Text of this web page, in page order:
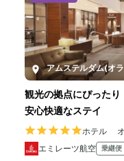
アムステルダム(オ
観光の拠点にぴった
安心快適なステイ
ホテル
エミレーツ航空
乗継便